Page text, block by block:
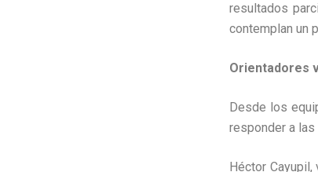
resultados
contemplan un
Orientadores
Desde los
responder a
Héctor